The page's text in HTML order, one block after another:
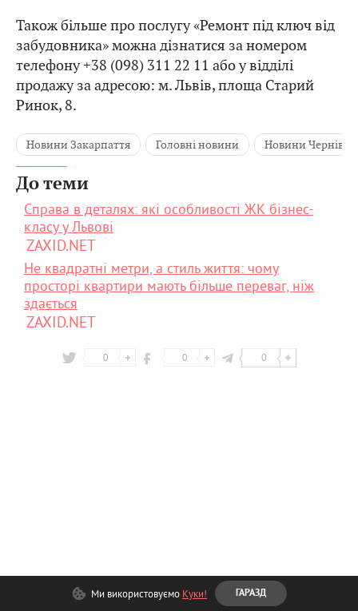
Також більше про послугу «Ремонт під ключ від
забудовника» можна дізнатися за номером
телефону +38 (098) 311 22 11 або у відділі
продажу за адресою: м. Львів, площа Старий
Ринок, 8.
Новини Закарпаття Головні новини Новини
До теми
Справа в деталях: які особливості ЖК бізнес-
класу у Львові
ZAXID.NET
Не квадратні метри, а стиль життя: чому
просторі квартири мають більше переваг, ніж
здається
ZAXID.NET
0 0 0
Ми використовуємо Куки! ГАРАЗД